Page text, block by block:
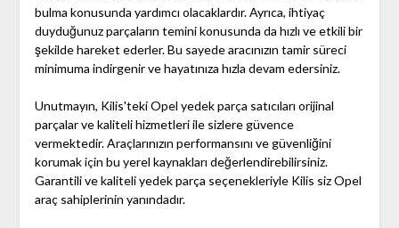
bulma konusunda yardımcı olacaklardır. Ayrıca, ihtiyaç
duyduğunuz parçaların temini konusunda da hızlı ve etkili bir
şekilde hareket ederler. Bu sayede aracınızın tamir süreci
minimuma indirgenir ve hayatınıza hızla devam edersiniz.
Unutmayın, Kilis'teki Opel yedek parça satıcıları orijinal
parçalar ve kaliteli hizmetleri ile sizlere güvence
vermektedir. Araçlarınızın performansını ve güvenliğini
korumak için bu yerel kaynakları değerlendirebilirsiniz.
Garantili ve kaliteli yedek parça seçenekleriyle Kilis siz Opel
araç sahiplerinin yanındadır.